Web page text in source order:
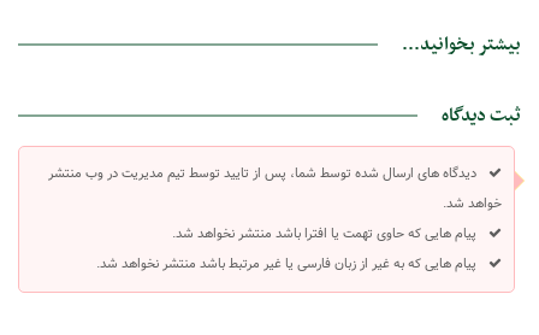
بیشتر بخوانید...
ثبت دیدگاه
دیدگاه های ارسال شده توسط شما، پس از تایید توسط تیم مدیریت در وب منتشر
خواهد شد.
پیام هایی که حاوی تهمت یا افترا باشد منتشر نخواهد شد.
پیام هایی که به غیر از زبان فارسی یا غیر مرتبط باشد منتشر نخواهد شد.